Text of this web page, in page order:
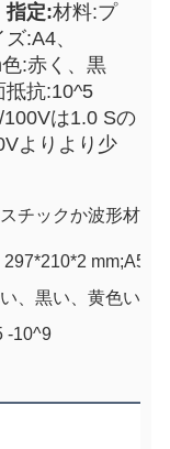
指定:材料:プ
:A4、
:赤く、黒
抵抗:10^5
は1.0 Sの
よりより少
チックか波形材料
297*210*2 mm;A5、
い、黒い、黄色い青
-10^9